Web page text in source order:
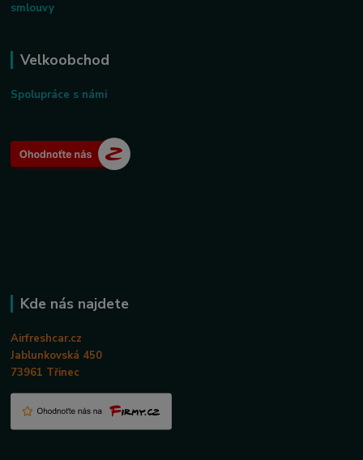
smlouvy
Velkoobchod
Spolupráce s námi
Kde nás najdete
Airfreshcar.cz
Jablunkovská 450
73961 Třinec